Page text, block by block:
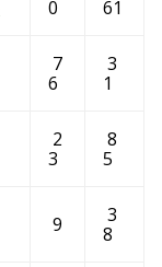
0
61
7
6
3
1
2
3
8
5
9
3
8